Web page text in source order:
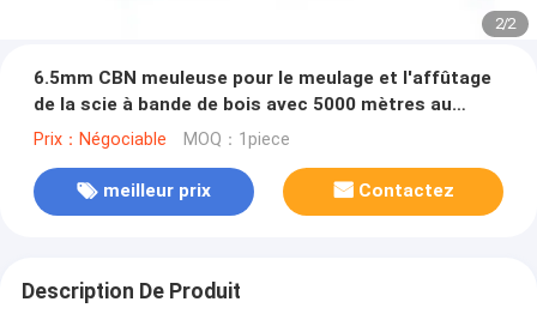
2/2
6.5mm CBN meuleuse pour le meulage et l'affûtage
de la scie à bande de bois avec 5000 mètres au
moins
Prix：Négociable MOQ：1piece
meilleur prix Contactez
Description De Produit